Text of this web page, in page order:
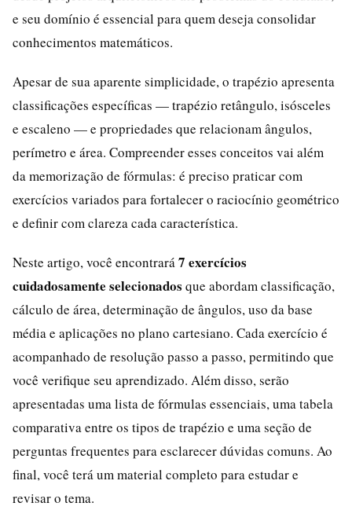
e seu domínio é essencial para quem deseja consolidar
conhecimentos matemáticos.
Apesar de sua aparente simplicidade, o trapézio apresenta
classificações específicas — trapézio retângulo, isósceles
e escaleno — e propriedades que relacionam ângulos,
perímetro e área. Compreender esses conceitos vai além
da memorização de fórmulas: é preciso praticar com
exercícios variados para fortalecer o raciocínio geométrico
e definir com clareza cada característica.
Neste artigo, você encontrará 7 exercícios
cuidadosamente selecionados que abordam classificação,
cálculo de área, determinação de ângulos, uso da base
média e aplicações no plano cartesiano. Cada exercício é
acompanhado de resolução passo a passo, permitindo que
você verifique seu aprendizado. Além disso, serão
apresentadas uma lista de fórmulas essenciais, uma tabela
comparativa entre os tipos de trapézio e uma seção de
perguntas frequentes para esclarecer dúvidas comuns. Ao
final, você terá um material completo para estudar e
revisar o tema.